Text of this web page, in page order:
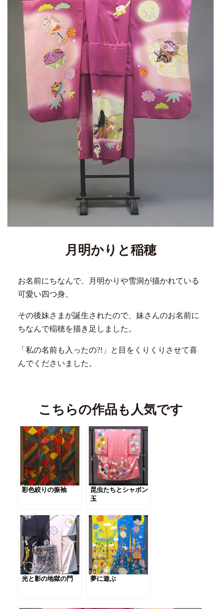
月明かりと稲穂
お名前にちなんで、月明かりや雪洞が描かれている
可愛い四つ身。
その後妹さまが誕生されたので、妹さんのお名前に
ちなんで稲穂を描き足しました。
「私の名前も入ったの?!」と目をくりくりさせて喜
んでくださいました。
こちらの作品も人気です
彩色絞りの振袖
昆虫たちとシャボン
玉
光と影の地獄の門 夢に遊ぶ